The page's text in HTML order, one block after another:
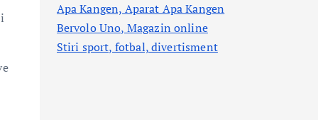
Apa Kangen, Aparat Apa Kangen
Bervolo Uno, Magazin online
Stiri sport, fotbal,divertisment